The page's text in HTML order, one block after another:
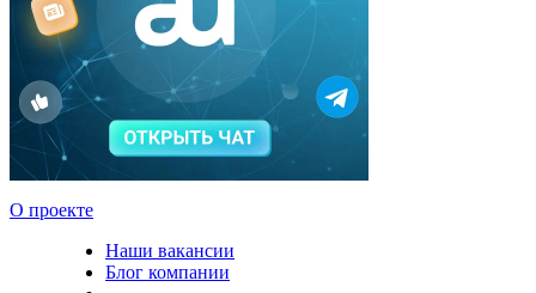
О проекте
Наши вакансии
Блог компании